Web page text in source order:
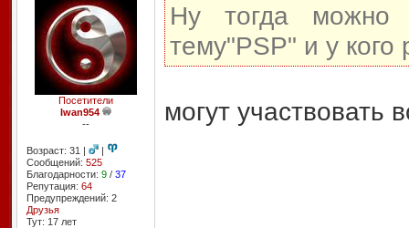
Посетители
Iwan954
--
Возраст: 31 |
|
Сообщений: 525
Благодарности: 9/ 37
Репутация: 64
Предупреждений: 2
Друзья
Тут: 17 лет
Ну тогда можно
тему"PSP" и у кого
могут участвовать